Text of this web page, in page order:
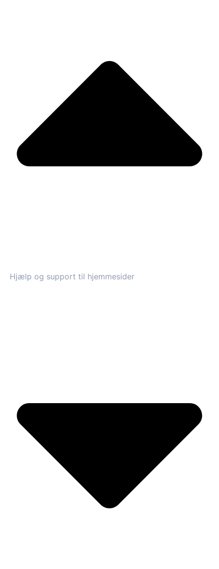
Hjælp og support til hjemmesider